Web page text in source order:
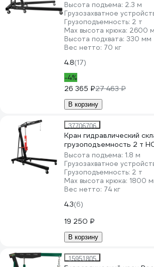
Высота подъема: 2.3 м
Грузозахватное
Грузоподъемность: 2 т
Мах высота крюка: 2600
Высота подхвата: 330 мм
Вес нетто: 70 кг
4.8(17)
-4%
26 365 ₽27 463 ₽
В корзину
37706706
Кран гидравлический
грузоподъемность 2 т
Высота подъема: 1.8 м
Грузозахватное
Грузоподъемность: 2 т
Мах высота крюка: 1800
Вес нетто: 74 кг
4.3(6)
19 250 ₽
В корзину
15951805